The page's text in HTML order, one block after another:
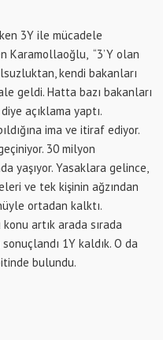
3Y ile mücadele
Karamollaoğlu, “3’Y olan
kendi bakanları
geldi. Hatta bazı bakanları
açıklama yaptı.
ima ve itiraf ediyor.
30 milyon
yaşıyor. Yasaklara gelince,
ve tek kişinin ağzından
ortadan kalktı.
artık arada sırada
1Y kaldık. O da
bulundu.